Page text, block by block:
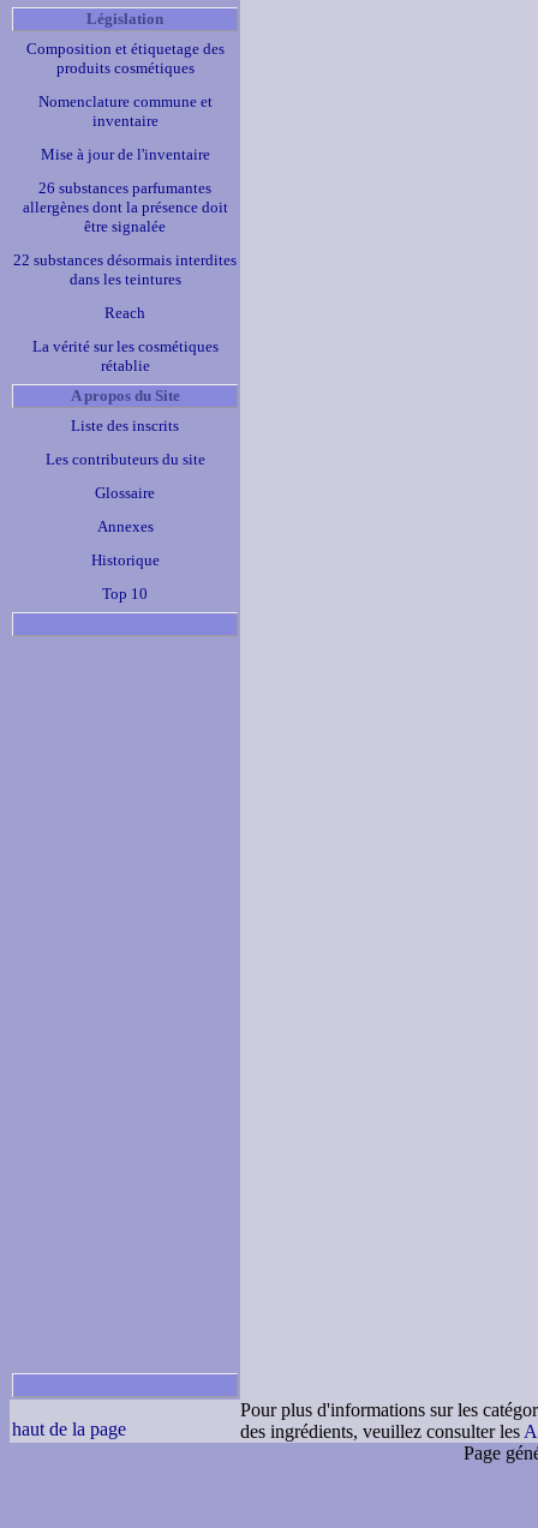
Législation
Composition et étiquetage des
produits cosmétiques
Nomenclature commune et
inventaire
Mise à jour de l'inventaire
26 substances parfumantes
allergènes dont la présence doit
être signalée
22 substances désormais interdites
dans les teintures
Reach
La vérité sur les cosmétiques
rétablie
A propos du Site
Liste des inscrits
Les contributeurs du site
Glossaire
Annexes
Historique
Top 10
haut de la page
Pour plus d'informations sur les
des ingrédients, veuillez consulter les
Page